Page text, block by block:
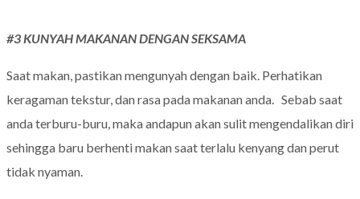
#3 KUNYAH MAKANAN DENGAN SEKSAMA
Saat makan, pastikan mengunyah dengan baik. Perhatikan
keragaman tekstur, dan rasa pada makanan anda. Sebab saat
anda terburu-buru, maka andapun akan sulit mengendalikan diri
sehingga baru berhenti makan saat terlalu kenyang dan perut
tidak nyaman.